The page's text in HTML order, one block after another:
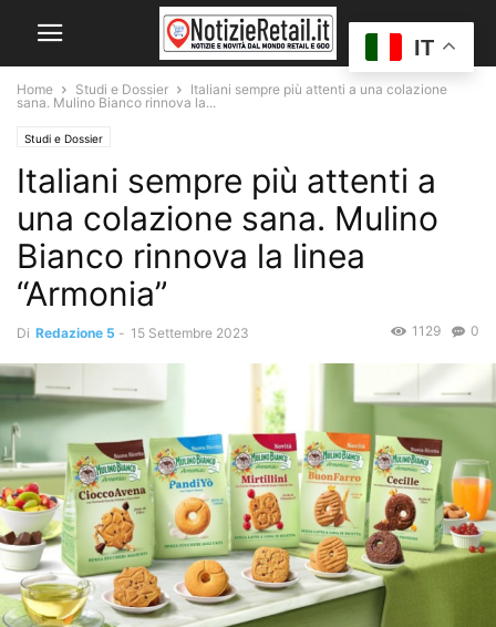
Home Studi e Dossier
Italiani sempre più attenti a una colazione
sana. Mulino Bianco rinnova la...
Studi e Dossier
Italiani sempre più attenti a
una colazione sana. Mulino
Bianco rinnova la linea
“Armonia”
Di Redazione 5 - 15 Settembre 2023 0
1129
IT